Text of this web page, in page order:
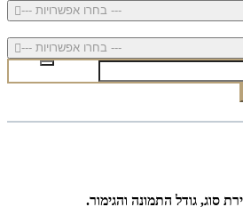
--- בחרו אפשרויות ---
--- בחרו אפשרויות ---
סוג, גודל התמונה והגימור.